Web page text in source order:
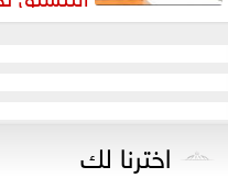
الطلاب من النصب
اخترنا لك